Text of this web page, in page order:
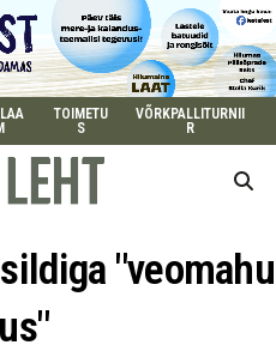
TOIMETU
S
VÕRKPALLITURNII
R
"veomahu